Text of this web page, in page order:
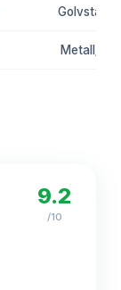
Metall/
9.2
/10